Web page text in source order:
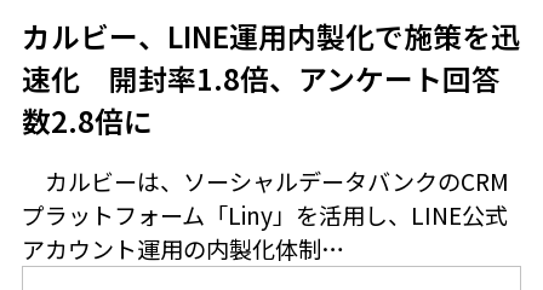
カルビー、LINE運用内製化で施策を迅
速化 開封率1.8倍、アンケート回答
数2.8倍に
カルビーは、ソーシャルデータバンクのCRM
プラットフォーム「Liny」を活用し、LINE公式
アカウント運用の内製化体制…